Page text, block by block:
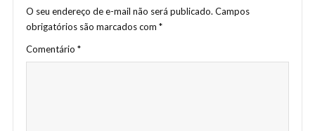
O seu endereço de e-mail não será publicado. Campos
obrigatórios são marcados com *
Comentário *